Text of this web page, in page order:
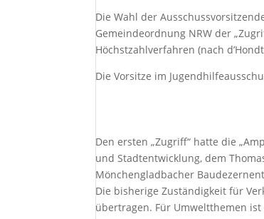
Die Wahl der
Gemeindeordnung NRW der
Höchstzahlverfahren (nach
Die Vorsitze im
Den ersten „Zugriff“ hatte die
und Stadtentwicklung, dem
Mönchengladbacher
Die bisherige Zuständigkeit für
übertragen. Für Umweltthemen